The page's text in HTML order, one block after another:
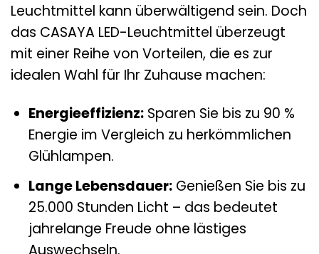
Leuchtmittel kann überwältigend sein. Doch
das CASAYA LED-Leuchtmittel überzeugt
mit einer Reihe von Vorteilen, die es zur
idealen Wahl für Ihr Zuhause machen:
Energieeffizienz:Sparen Sie bis zu 90 %
Energie im Vergleich zu herkömmlichen
Glühlampen.
Lange Lebensdauer:Genießen Sie bis zu
25.000 Stunden Licht – das bedeutet
jahrelange Freude ohne lästiges
Auswechseln.